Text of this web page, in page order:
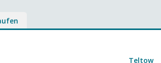
Teltow